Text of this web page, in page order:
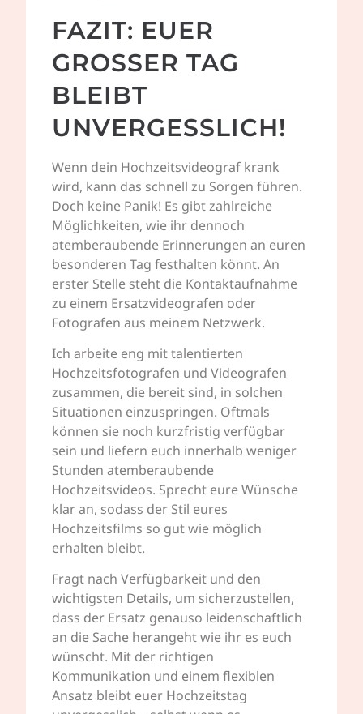
FAZIT: EUER
GROSSER TAG B
LEIBT U
NVERGESSLICH!
Wenn dein Hochzeitsvideograf krank
wird, kann das schnell zu Sorgen führen.
Doch keine Panik! Es gibt zahlreiche
Möglichkeiten, wie ihr dennoch
atemberaubende Erinnerungen an euren
besonderen Tag festhalten könnt. An
erster Stelle steht die Kontaktaufnahme
zu einem Ersatzvideografen oder
Fotografen aus meinem Netzwerk.
Ich arbeite eng mit talentierten
Hochzeitsfotografen und Videografen
zusammen, die bereit sind, in solchen
Situationen einzuspringen. Oftmals
können sie noch kurzfristig verfügbar
sein und liefern euch innerhalb weniger
Stunden atemberaubende
Hochzeitsvideos. Sprecht eure Wünsche
klar an, sodass der Stil eures
Hochzeitsfilms so gut wie möglich
erhalten bleibt.
Fragt nach Verfügbarkeit und den
wichtigsten Details, um sicherzustellen,
dass der Ersatz genauso leidenschaftlich
an die Sache herangeht wie ihr es euch
wünscht. Mit der richtigen
Kommunikation und einem flexiblen
Ansatz bleibt euer Hochzeitstag